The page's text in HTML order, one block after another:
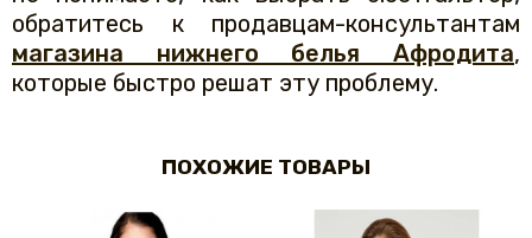
обратитесь к продавцам-консультантам
магазина нижнего белья Афродита,
которые быстро решат эту проблему.
ПОХОЖИЕ ТОВАРЫ